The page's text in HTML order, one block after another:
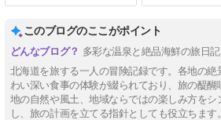
このブログのここがポイント
多彩な温泉と絶品海鮮の旅日記
北海道を旅する一人の冒険記録です。各地の
わい深い食事の体験が綴られており、旅の醍
地の自然や風土、地域ならではの楽しみ方をシ
し、旅の計画を立てる指針としても役立ちま